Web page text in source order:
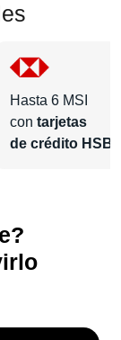
Hasta 6 MSI
con tarjetas
de crédito